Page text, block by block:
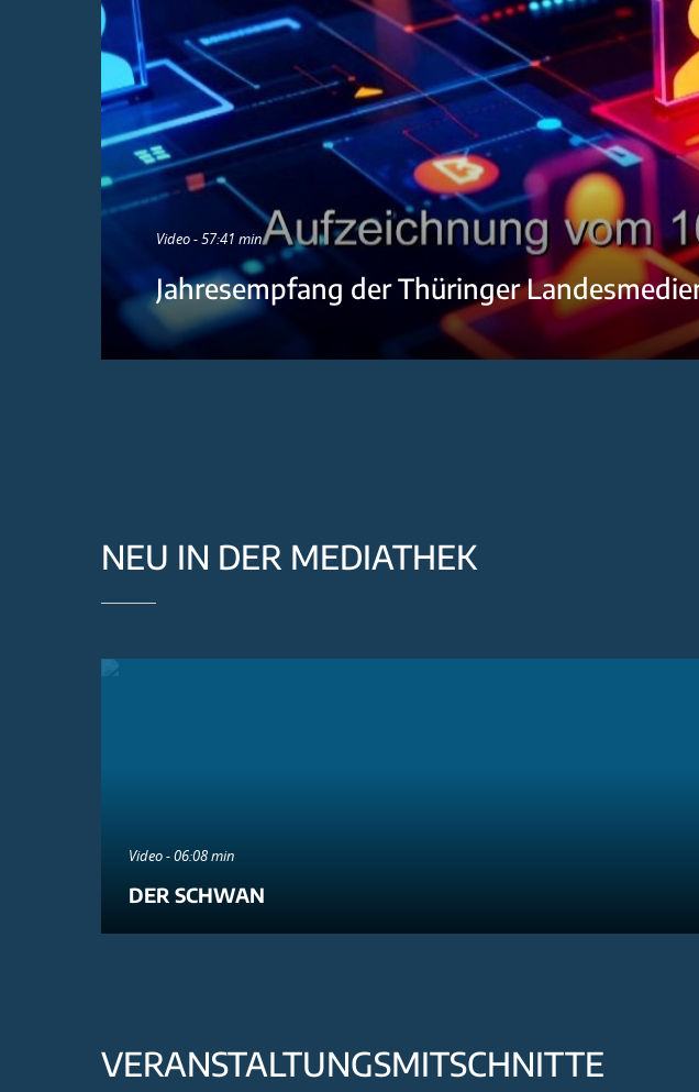
Video - 57:41 min
Jahresempfang der Thüringer
NEU IN DER MEDIATHEK
Video - 06:08 min
DER SCHWAN
VERANSTALTUNGSMITSCHNITTE